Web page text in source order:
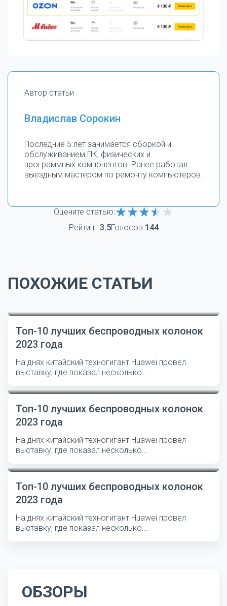
Автор статьи
Владислав Сорокин
Последние 5 лет занимается сборкой и
обслуживанием ПК, физических и
программных компонентов. Ранее работал
выездным мастером по ремонту компьютеров.
Оцените статью:
Рейтинг 3.5Голосов 144
ПОХОЖИЕ СТАТЬИ
Топ-10 лучших беспроводных колонок
2023 года
На днях китайский техногигант Huawei провел
выставку, где показал несколько...
Топ-10 лучших беспроводных колонок
2023 года
На днях китайский техногигант Huawei провел
выставку, где показал несколько...
Топ-10 лучших беспроводных колонок
2023 года
На днях китайский техногигант Huawei провел
выставку, где показал несколько...
ОБЗОРЫ